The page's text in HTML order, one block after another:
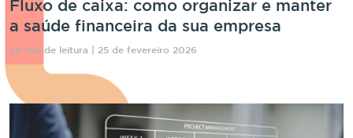
Fluxo de caixa: como organizar e manter
a saúde financeira da sua empresa
29 min de leitura | 25 de fevereiro 2026